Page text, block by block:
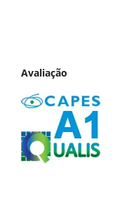
Avaliação